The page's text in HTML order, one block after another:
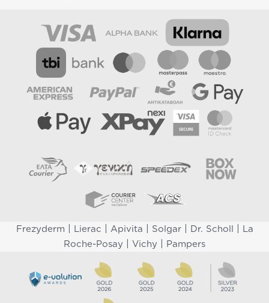
Frezyderm Lierac Apivita Solgar| Dr. Scholl
La
Roche-Posay
Vichy Pampers